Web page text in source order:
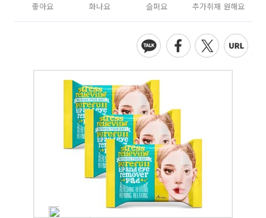
좋아요 화나요 슬퍼요 추가취재 원해요